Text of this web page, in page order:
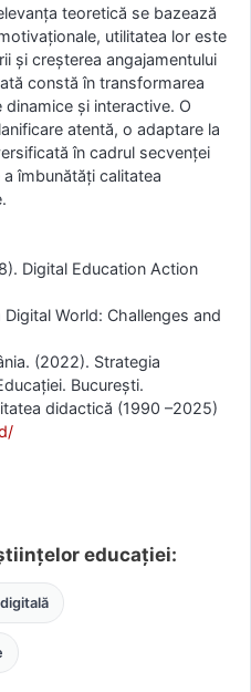
teoretică se bazează
utilitatea lor este
și creșterea angajamentului
constă în transformarea
și interactive. O
atentă, o adaptare la
în cadrul secvenței
îmbunătăți calitatea
Digital Education Action
World: Challenges and
(2022). Strategia
București.
didactică (1990 –2025)
educației: